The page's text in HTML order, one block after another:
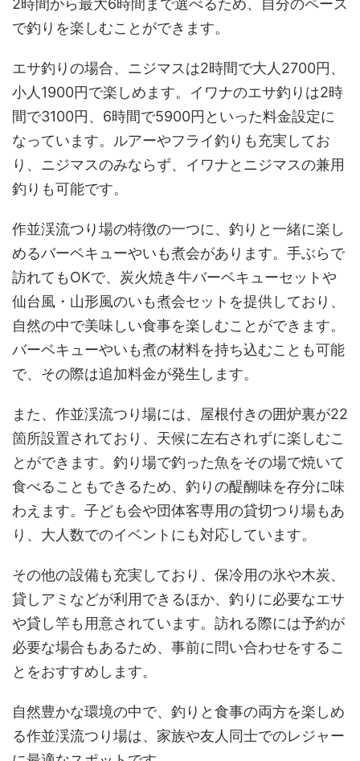
2時間から最大6時間まで選べるため、自分のペース
で釣りを楽しむことができます。
エサ釣りの場合、ニジマスは2時間で大人2700円、
小人1900円で楽しめます。イワナのエサ釣りは2時
間で3100円、6時間で5900円といった料金設定に
なっています。ルアーやフライ釣りも充実してお
り、ニジマスのみならず、イワナとニジマスの兼用
釣りも可能です。
作並渓流つり場の特徴の一つに、釣りと一緒に楽し
めるバーベキューやいも煮会があります。手ぶらで
訪れてもOKで、炭火焼き牛バーベキューセットや
仙台風・山形風のいも煮会セットを提供しており、
自然の中で美味しい食事を楽しむことができます。
バーベキューやいも煮の材料を持ち込むことも可能
で、その際は追加料金が発生します。
また、作並渓流つり場には、屋根付きの囲炉裏が22
箇所設置されており、天候に左右されずに楽しむこ
とができます。釣り場で釣った魚をその場で焼いて
食べることもできるため、釣りの醍醐味を存分に味
わえます。子ども会や団体客専用の貸切つり場もあ
り、大人数でのイベントにも対応しています。
その他の設備も充実しており、保冷用の氷や木炭、
貸しアミなどが利用できるほか、釣りに必要なエサ
や貸し竿も用意されています。訪れる際には予約が
必要な場合もあるため、事前に問い合わせをするこ
とをおすすめします。
自然豊かな環境の中で、釣りと食事の両方を楽しめ
る作並渓流つり場は、家族や友人同士でのレジャー